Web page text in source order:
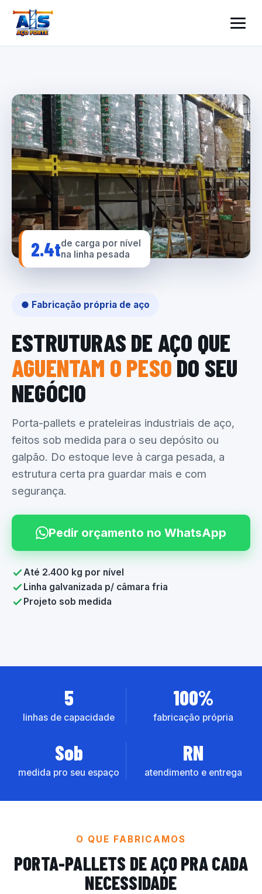
● Fabricação própria de aço
ESTRUTURAS DE AÇO QUE
AGUENTAM O PESODO SEU
NEGÓCIO
Porta-pallets e prateleiras industriais de aço,
feitos sob medida para o seu depósito ou
galpão. Do estoque leve à carga pesada, a
estrutura certa pra guardar mais e com
segurança.
Pedir orçamento no WhatsApp
Até 2.400 kg por nível
Linha galvanizada p/ câmara fria
Projeto sob medida
2.4tde carga por nível
na linha pesada
5
linhas de capacidade
100%
fabricação própria
Sob
medida pro seu espaço
RN
atendimento e entrega
O QUE FABRICAMOS
PORTA-PALLETS DE AÇOPRA CADA
NECESSIDADE